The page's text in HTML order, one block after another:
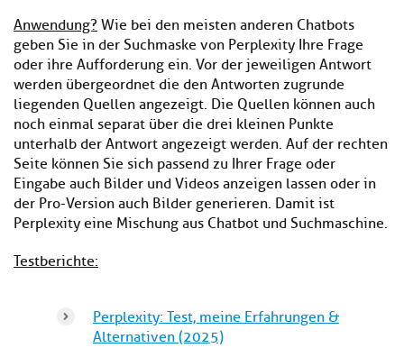
Anwendung? Wie bei den meisten anderen Chatbots
geben Sie in der Suchmaske von Perplexity Ihre Frage
oder ihre Aufforderung ein. Vor der jeweiligen Antwort
werden übergeordnet die den Antworten zugrunde
liegenden Quellen angezeigt. Die Quellen können auch
noch einmal separat über die drei kleinen Punkte
unterhalb der Antwort angezeigt werden. Auf der rechten
Seite können Sie sich passend zu Ihrer Frage oder
Eingabe auch Bilder und Videos anzeigen lassen oder in
der Pro-Version auch Bilder generieren. Damit ist
Perplexity eine Mischung aus Chatbot und Suchmaschine.
Testberichte:
Perplexity: Test, meine Erfahrungen &
Alternativen (2025)